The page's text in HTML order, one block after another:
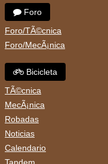
Foro
Foro/TÃ©cnica
Foro/MecÃ¡nica
Bicicleta
TÃ©cnica
MecÃ¡nica
Robadas
Noticias
Calendario